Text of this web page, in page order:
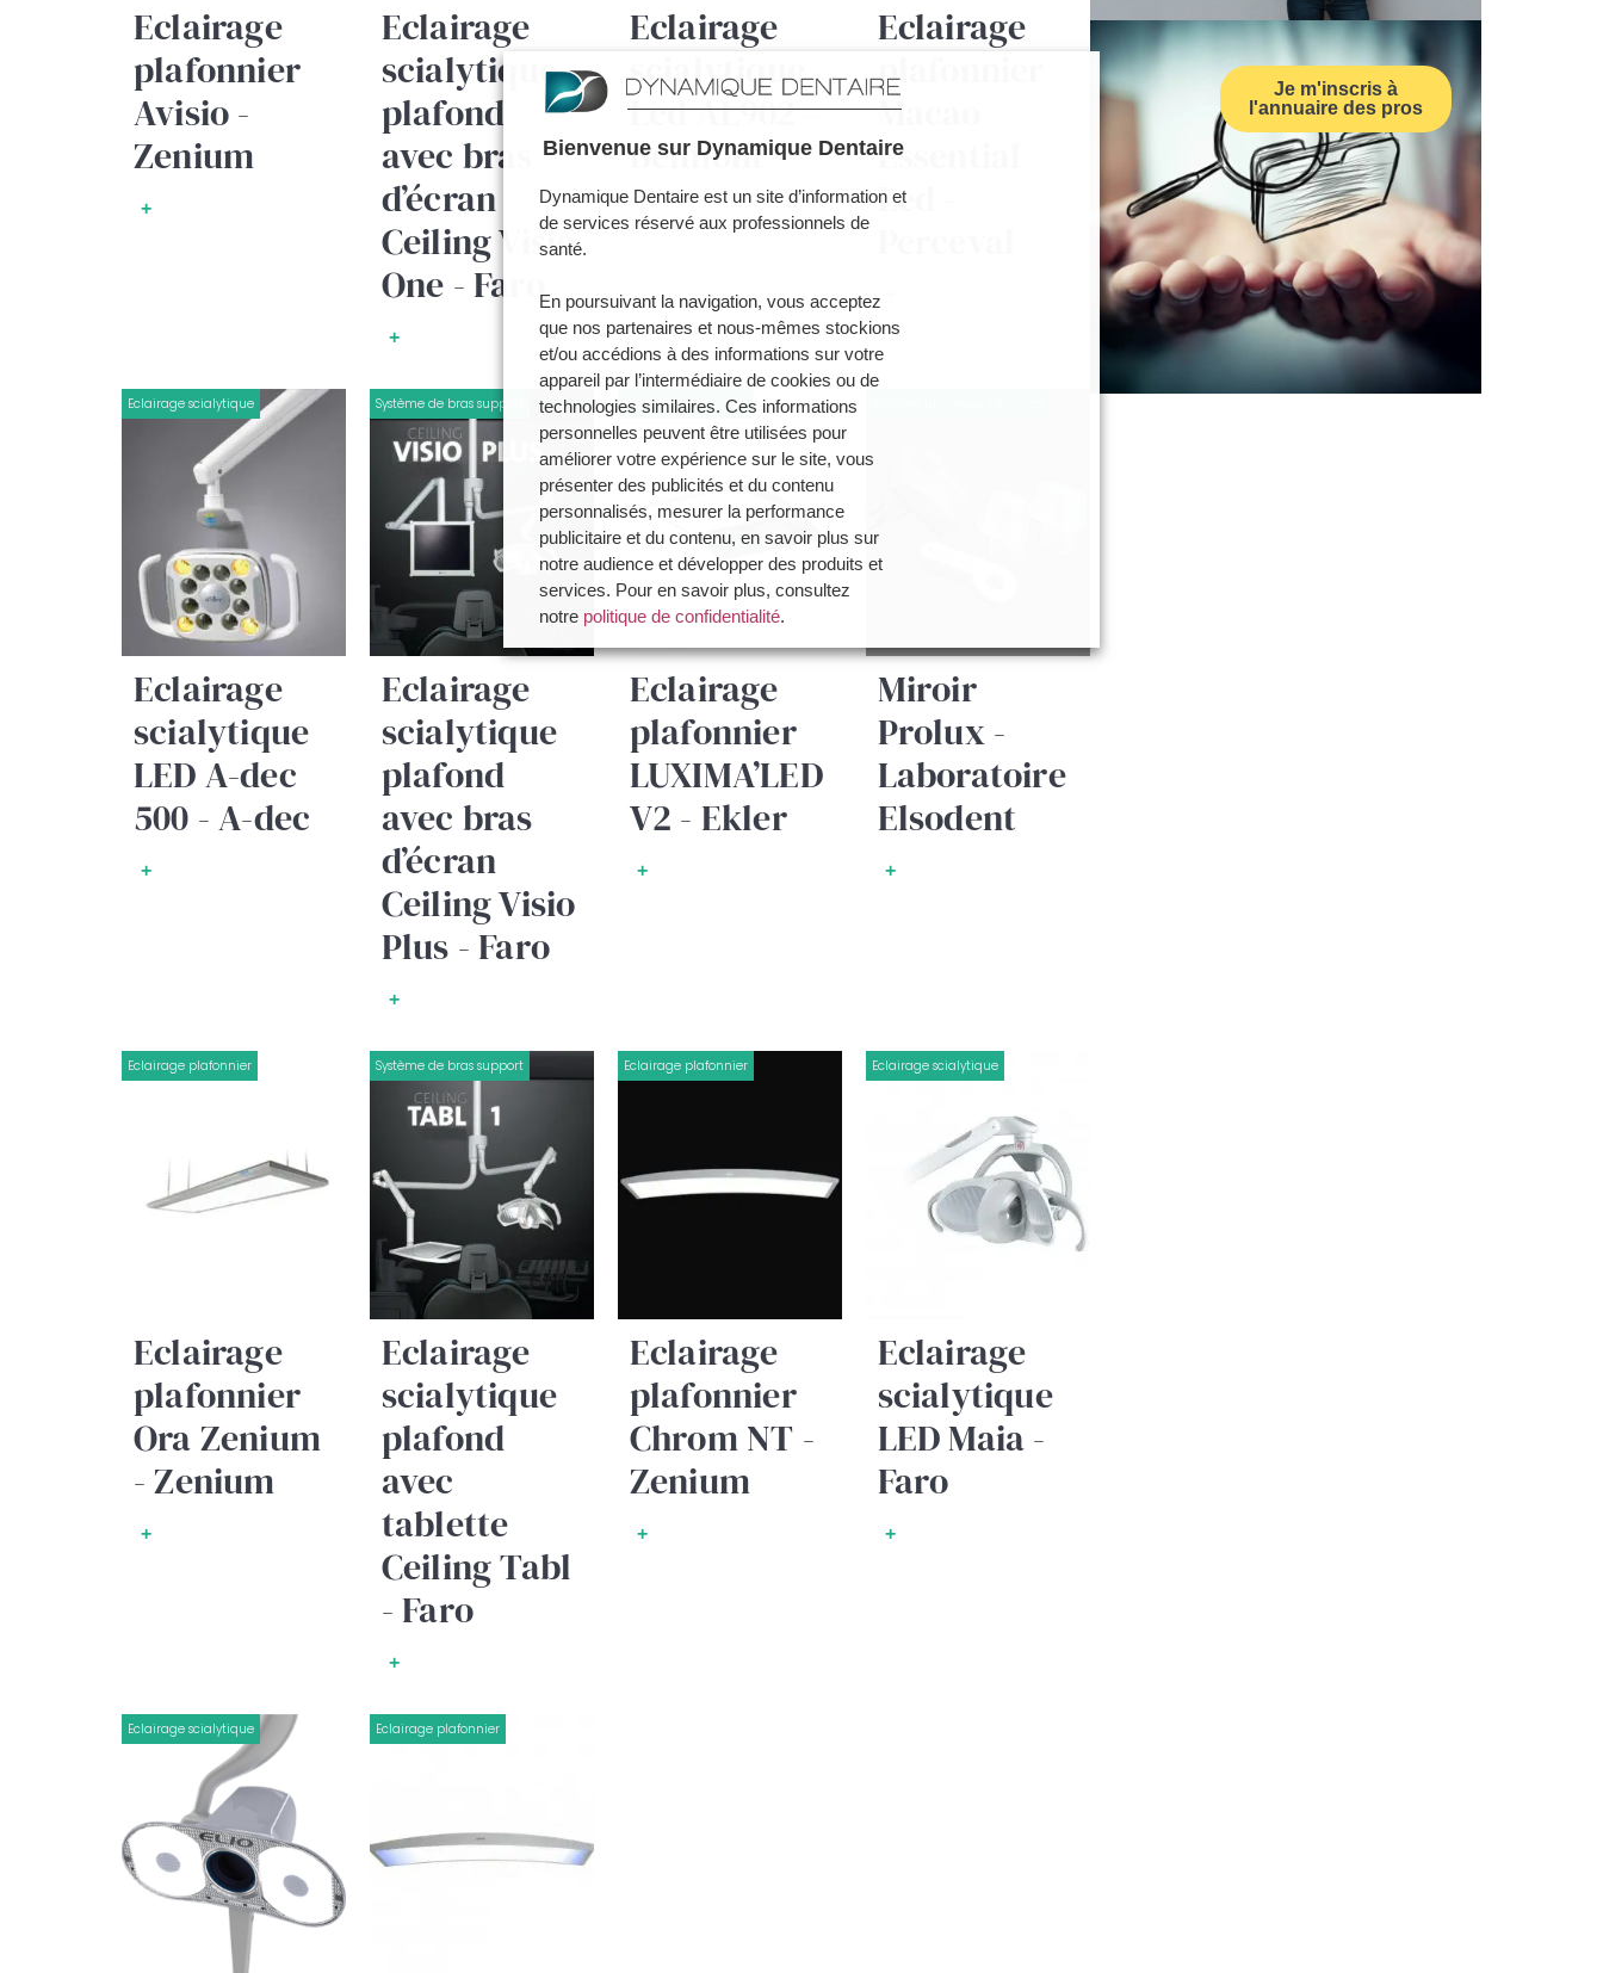
Eclairage
plafonnier
Avisio -
Zenium
+
Eclairage
scialytique
plafond
avec bras
d’écran
Ceiling Visio
One - Faro
+
Eclairage
scialytique
Led AL902 -
Belmont
+
Eclairage
plafonnier
Macao
Essential
Led -
Eclairage scialytique
Eclairage
scialytique
LED A-dec
500 - A-dec
+
Système de bras support
Eclairage
scialytique
plafond
avec bras
d’écran
Ceiling Visio
Plus - Faro
+
Eclairage plafonnier
Eclairage
plafonnier
LUXIMA’LED
V2 - Ekler
+
Miroir
Prolux -
Laboratoire
Elsodent
+
Eclairage plafonnier
Eclairage
plafonnier
Ora Zenium
- Zenium
+
Système de bras support
Eclairage
scialytique
plafond
avec
tablette
Ceiling Tabl
- Faro
+
Eclairage plafonnier
Eclairage
plafonnier
Chrom NT -
Zenium
+
Eclairage scialytique
Eclairage
scialytique
LED Maia -
Faro
+
Eclairage scialytique Eclairage plafonnier
Je m'inscris à
l'annuaire des pros
Bienvenue sur Dynamique Dentaire
Dynamique Dentaire est un site d’information et
de services réservé aux professionnels de
santé.
En poursuivant la navigation, vous acceptez
que nos partenaires et nous-mêmes stockions
et/ou accédions à des informations sur votre
appareil par l’intermédiaire de cookies ou de
technologies similaires. Ces informations
personnelles peuvent être utilisées pour
améliorer votre expérience sur le site, vous
présenter des publicités et du contenu
personnalisés, mesurer la performance
publicitaire et du contenu, en savoir plus sur
notre audience et développer des produits et
services. Pour en savoir plus, consultez
notre politique de confidentialité.
- Accepter la politique de confidentialité de
Dynamique Dentaire et ses partenaires en
cliquant sur le bouton "Je certifie être un
professionnel de santé et accepte la politique
- Paramétrer vos choix pour accepter les
souhaite Gérer mes préférences"
accepte la politique de confidentialité